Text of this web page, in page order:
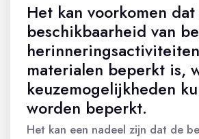
Het kan voorkomen
beschikbaarheid van
materialen beperkt is,
keuzemogelijkheden
worden beperkt.
Het kan een nadeel zijn dat de